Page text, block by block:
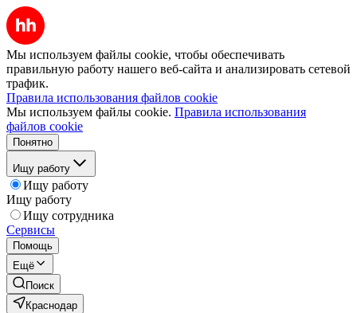
Мы используем файлы cookie, чтобы обеспечивать
правильную работу нашего веб-сайта и анализировать сетевой
трафик.
Правила использования файлов cookie
Мы используем файлы cookie. Правила использования
файлов cookie
Понятно
Ищу работу
Ищу работу
Ищу работу
Ищу сотрудника
Сервисы
Помощь
Ещё
Поиск
Краснодар